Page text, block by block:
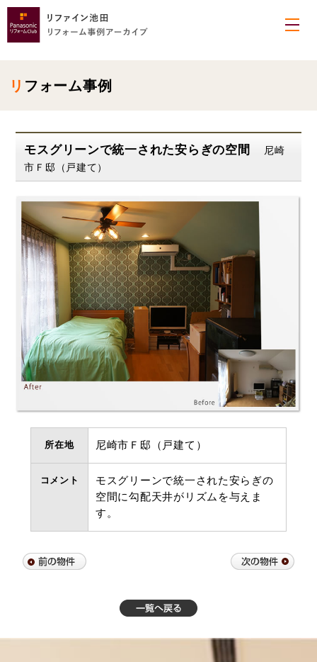
リフォーム事例
モスグリーンで統一された安らぎの空間
尼崎
市Ｆ邸（戸建て）
所在地 尼崎市Ｆ邸（戸建て）
コメント
モスグリーンで統一された安らぎの
空間に勾配天井がリズムを与えま
す。